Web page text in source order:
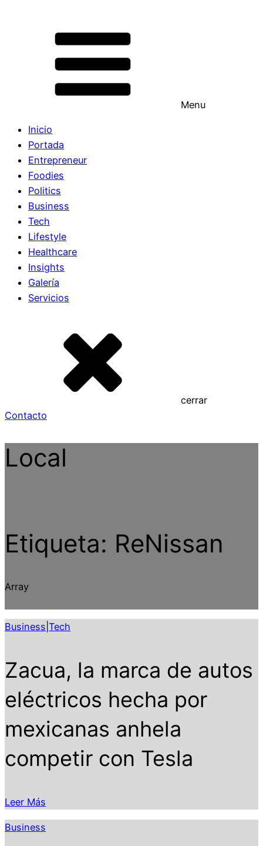
Menu
Inicio
Portada
Entrepreneur
Foodies
Politics
Business
Tech
Lifestyle
Healthcare
Insights
Galería
Servicios
cerrar
Contacto
Local
Etiqueta: ReNissan
Array
Business Tech
Zacua, la marca de autos
eléctricos hecha por
mexicanas anhela
competir con Tesla
Leer Más
Business